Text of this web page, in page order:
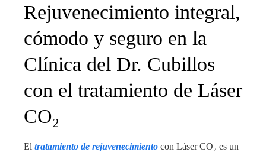
Rejuvenecimiento integral,
cómodo y seguro en la
Clínica del Dr. Cubillos
con el tratamiento de Láser
CO₂
El tratamiento de rejuvenecimiento con Láser CO₂ es un